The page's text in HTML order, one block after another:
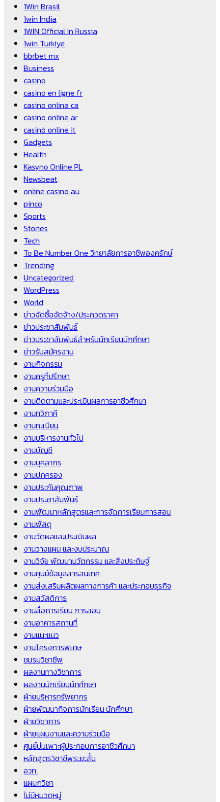
1Win Brasil
1win India
1WIN Official In Russia
1win Turkiye
bbrbet mx
Business
casino
casino en ligne fr
casino onlina ca
casino online ar
casinò online it
Gadgets
Health
Kasyno Online PL
Newsbeat
online casino au
pinco
Sports
Stories
Tech
To Be Number One วิทยาลัยการอาชีพองครักษ์
Trending
Uncategorized
WordPress
World
ข่าวจัดซื้อจัดจ้าง/ประกวดราคา
ข่าวประชาสัมพันธ์
ข่าวประชาสัมพันธ์สำหรับนักเรียนนักศึกษา
ข่าวรับสมัครงาน
งานกิจกรรม
งานครูที่ปรึกษา
งานความร่วมมือ
งานติดตามและประเมินผลการอาชีวศึกษา
งานทวิภาคี
งานทะเบียน
งานบริหารงานทั่วไป
งานบัญชี
งานบุคลากร
งานปกครอง
งานประกันคุณภาพ
งานประชาสัมพันธ์
งานพัฒนาหลักสูตรและการจัดการเรียนการสอน
งานพัสดุ
งานวัดผลและประเมินผล
งานวางแผน และงบประมาณ
งานวิจัย พัฒนานวัตกรรม และสิ่งประดิษฐ์
งานศูนย์ข้อมูลสารสนเทศ
งานส่งเสริมผลิตผลทางการค้า และประกอบธุรกิจ
งานสวัสดิการ
งานสื่อการเรียน การสอน
งานอาคารสถานที่
งานแนะแนว
งานโครงการพิเศษ
ชมรมวิชาชีพ
ผลงานทางวิชาการ
ผลงานนักเรียนนักศึกษา
ฝ่ายบริหารทรัพยากร
ฝ่ายพัฒนากิจการนักเรียน นักศึกษา
ฝ่ายวิชาการ
ฝ่ายแผนงานและความร่วมมือ
ศูนย์บ่มเพาะผู้ประกอบการอาชีวศึกษา
หลักสูตรวิชาชีพระยะสั้น
อวท.
แผนกวิชา
ไม่มีหมวดหมู่